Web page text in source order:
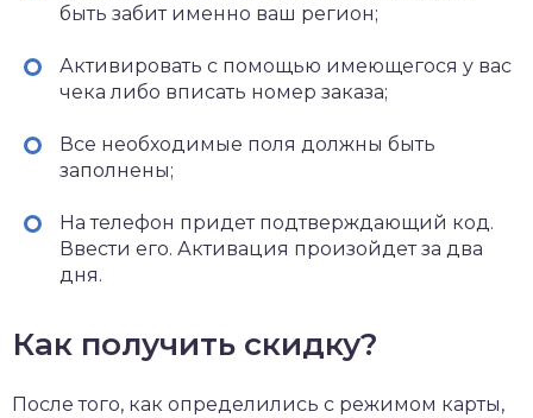
быть забит именно ваш регион;
Активировать с помощью имеющегося у вас
чека либо вписать номер заказа;
Все необходимые поля должны быть
заполнены;
На телефон придет подтверждающий код.
Ввести его. Активация произойдет за два
дня.
Как получить скидку?
После того, как определились с режимом карты,